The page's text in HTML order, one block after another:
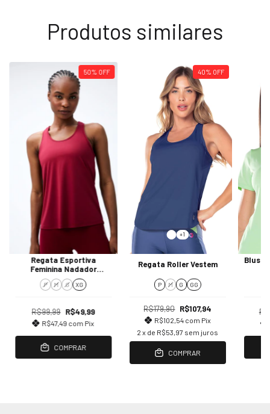
Produtos similares
50% OFF
Regata Esportiva
Feminina Nadador
Proteção UV 50+ Hering
Sports
P M G XG
R$99,99 R$49,99
R$47,49 com Pix
COMPRAR
40% OFF
+1
Regata Roller Vestem
P M G GG
R$179,90 R$107,94
R$102,54 com Pix
2 x de R$53,97 sem juros
COMPRAR
Blusa